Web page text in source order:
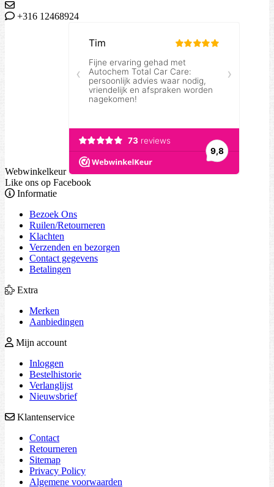
+316 12468924
Webwinkelkeur
Like ons op Facebook
Informatie
Bezoek Ons
Ruilen/Retourneren
Klachten
Verzenden en bezorgen
Contact gegevens
Betalingen
Extra
Merken
Aanbiedingen
Mijn account
Inloggen
Bestelhistorie
Verlanglijst
Nieuwsbrief
Klantenservice
Contact
Retourneren
Sitemap
Privacy Policy
Algemene voorwaarden